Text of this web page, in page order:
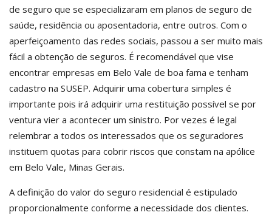
de seguro que se especializaram em planos de seguro de
saúde, residência ou aposentadoria, entre outros. Com o
aperfeiçoamento das redes sociais, passou a ser muito mais
fácil a obtenção de seguros. É recomendável que vise
encontrar empresas em Belo Vale de boa fama e tenham
cadastro na SUSEP. Adquirir uma cobertura simples é
importante pois irá adquirir uma restituição possível se por
ventura vier a acontecer um sinistro. Por vezes é legal
relembrar a todos os interessados que os seguradores
instituem quotas para cobrir riscos que constam na apólice
em Belo Vale, Minas Gerais.
A definição do valor do seguro residencial é estipulado
proporcionalmente conforme a necessidade dos clientes.